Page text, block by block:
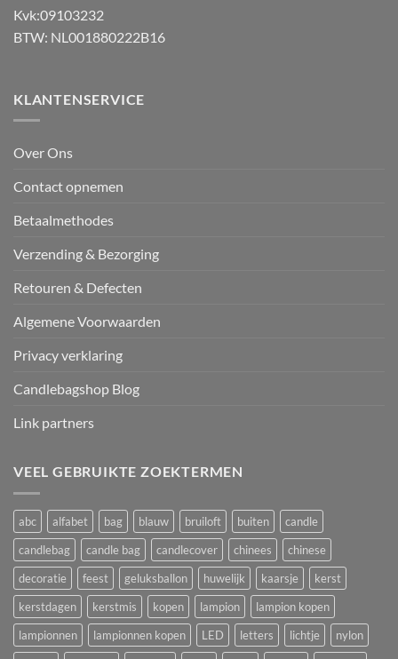
Kvk:09103232
BTW: NL001880222B16
KLANTENSERVICE
Over Ons
Contact opnemen
Betaalmethodes
Verzending & Bezorging
Retouren & Defecten
Algemene Voorwaarden
Privacy verklaring
Candlebagshop Blog
Link partners
VEEL GEBRUIKTE ZOEKTERMEN
abc alfabet bag blauw bruiloft buiten
candle
candlebag
candle bag candlecover chinees
chinese
decoratie
feest geluksballon huwelijk kaarsje
kerst
kerstdagen
kerstmis kopen lampion
lampion kopen
lampionnen
lampionnen kopen LED letters lichtje
nylon